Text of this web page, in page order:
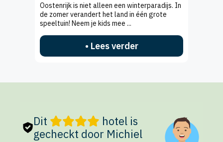
Oostenrijk is niet alleen een winterparadijs. In
de zomer verandert het land in één grote
speeltuin! Neem je kids mee ...
• Lees verder
Dit
hotel is
gecheckt door Michiel